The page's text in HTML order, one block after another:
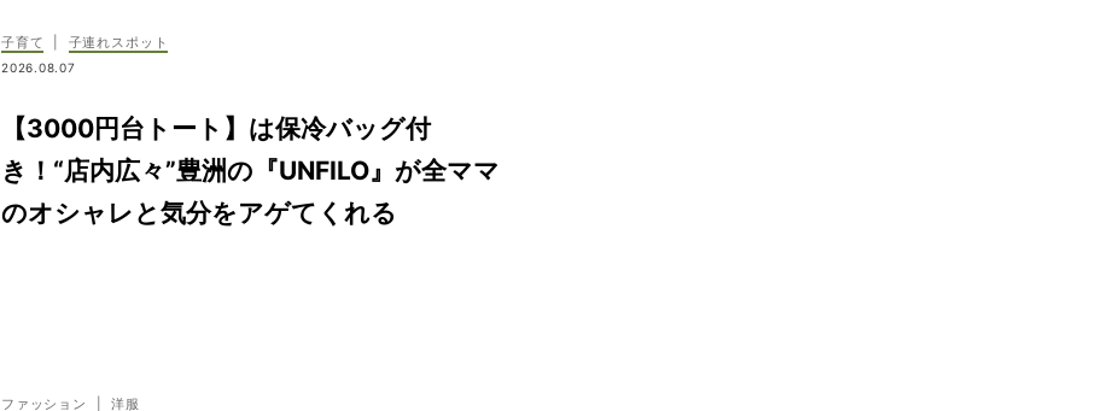
子育て 子連れスポット
2026.08.07
【3000円台トート】は保冷バッグ付
き！“店内広々”豊洲の『UNFILO』が全ママ
のオシャレと気分をアゲてくれる
ファッション 洋服